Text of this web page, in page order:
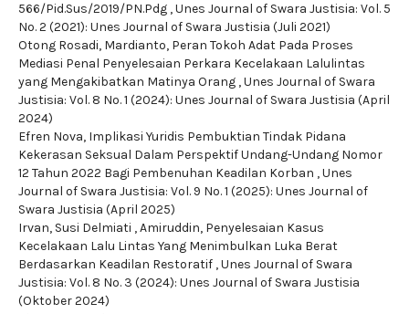
566/Pid.Sus/2019/PN.Pdg ,Unes Journal of Swara Justisia: Vol. 5
No. 2 (2021): Unes Journal of Swara Justisia (Juli 2021)
Otong Rosadi, Mardianto, Peran Tokoh Adat Pada Proses
Mediasi Penal Penyelesaian Perkara Kecelakaan Lalulintas
yang Mengakibatkan Matinya Orang ,Unes Journal of Swara
Justisia: Vol. 8 No. 1 (2024): Unes Journal of Swara Justisia (April
2024)
Efren Nova, Implikasi Yuridis Pembuktian Tindak Pidana
Kekerasan Seksual Dalam Perspektif Undang-Undang Nomor
12 Tahun 2022 Bagi Pembenuhan Keadilan Korban ,Unes
Journal of Swara Justisia: Vol. 9 No. 1 (2025): Unes Journal of
Swara Justisia (April 2025)
Irvan, Susi Delmiati , Amiruddin, Penyelesaian Kasus
Kecelakaan Lalu Lintas Yang Menimbulkan Luka Berat
Berdasarkan Keadilan Restoratif ,Unes Journal of Swara
Justisia: Vol. 8 No. 3 (2024): Unes Journal of Swara Justisia
(Oktober 2024)